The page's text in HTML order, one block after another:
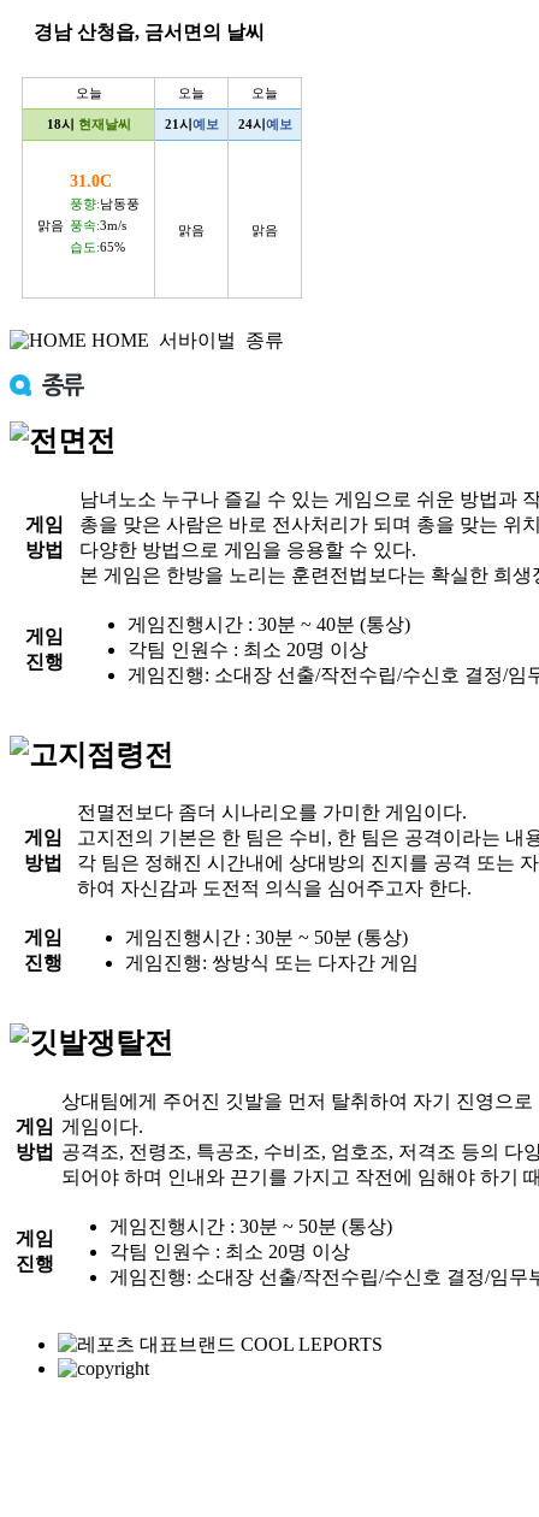
경남 산청읍, 금서면의 날씨
오늘
18시 현재날씨
맑음
31.0C
풍향:남동풍
풍속:3m/s
습도:65%
오늘
21시예보
맑음
오늘
24시예보
맑음
HOME 서바이벌 종류
게임
방법
남녀노소 누구나 즐길 수 있는 게임으로 쉬운 방법과
총을 맞은 사람은 바로 전사처리가 되며 총을 맞는 위
다양한 방법으로 게임을 응용할 수 있다.
본 게임은 한방을 노리는 훈련전법보다는 확실한 희생
게임
진행
게임진행시간 : 30분 ~ 40분 (통상)
각팀 인원수 : 최소 20명 이상
게임진행: 소대장 선출/작전수립/수신호 결정/임
게임
방법
전멸전보다 좀더 시나리오를 가미한 게임이다.
고지전의 기본은 한 팀은 수비, 한 팀은 공격이라는 내
각 팀은 정해진 시간내에 상대방의 진지를 공격 또는
하여 자신감과 도전적 의식을 심어주고자 한다.
게임
진행
게임진행시간 : 30분 ~ 50분 (통상)
게임진행: 쌍방식 또는 다자간 게임
게임
방법
상대팀에게 주어진 깃발을 먼저 탈취하여 자기 진영으
게임이다.
공격조, 전령조, 특공조, 수비조, 엄호조, 저격조 등의
되어야 하며 인내와 끈기를 가지고 작전에 임해야 하기
게임
진행
게임진행시간 : 30분 ~ 50분 (통상)
각팀 인원수 : 최소 20명 이상
게임진행: 소대장 선출/작전수립/수신호 결정/임무